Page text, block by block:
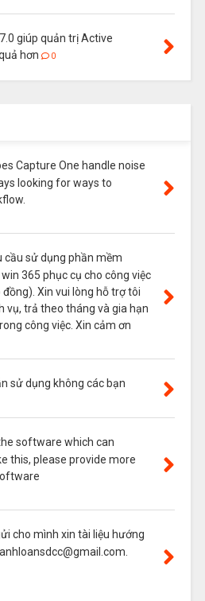
giúp quản trị Active
hơn
0
Capture One handle noise
looking for ways to
cầu sử dụng phần mềm
365 phục cụ cho công việc
Xin vui lòng hỗ trợ tôi
vụ, trả theo tháng và gia hạn
công việc. Xin cảm ơn
sử dụng không các bạn
software which can
this, please provide more
cho mình xin tài liệu hướng